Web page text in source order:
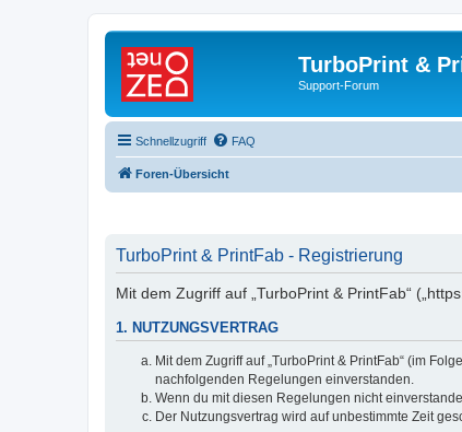
TurboPrint &
Support-Forum
Schnellzugriff FAQ
Foren-Übersicht
TurboPrint & PrintFab - Registrierung
Mit dem Zugriff auf „TurboPrint & PrintFab“
1. NUTZUNGSVERTRAG
Mit dem Zugriff auf „TurboPrint & PrintFab“ (im
nachfolgenden Regelungen einverstanden.
Wenn du mit diesen Regelungen nicht
Der Nutzungsvertrag wird auf unbestimmte Zeit